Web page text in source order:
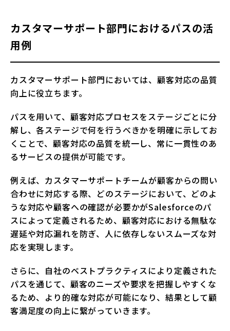
カスタマーサポート部門におけるパスの活
用例
カスタマーサポート部門においては、顧客対応の品質
向上に役立ちます。
パスを用いて、顧客対応プロセスをステージごとに分
解し、各ステージで何を行うべきかを明確に示してお
くことで、顧客対応の品質を統一し、常に一貫性のあ
るサービスの提供が可能です。
例えば、カスタマーサポートチームが顧客からの問い
合わせに対応する際、どのステージにおいて、どのよ
うな対応や顧客への確認が必要かがSalesforceのパ
スによって定義されるため、顧客対応における無駄な
遅延や対応漏れを防ぎ、人に依存しないスムーズな対
応を実現します。
さらに、自社のベストプラクティスにより定義された
パスを通じて、顧客のニーズや要求を把握しやすくな
るため、より的確な対応が可能になり、結果として顧
客満足度の向上に繋がっていきます。